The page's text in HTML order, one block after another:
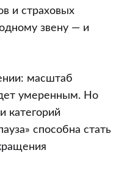
и страховых
звену — и
масштаб
умеренным. Но
категорий
способна стать